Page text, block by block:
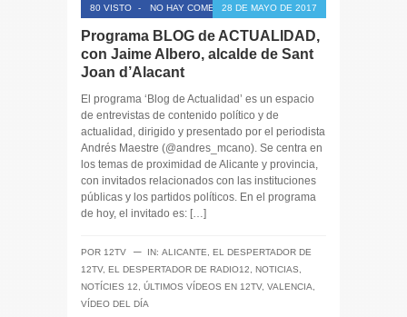
80 VISTO - NO HAY COMENTARIOS28 DE MAYO DE 2017
Programa BLOG de ACTUALIDAD,
con Jaime Albero, alcalde de Sant
Joan d’Alacant
El programa ‘Blog de Actualidad’ es un espacio
de entrevistas de contenido político y de
actualidad, dirigido y presentado por el periodista
Andrés Maestre (@andres_mcano). Se centra en
los temas de proximidad de Alicante y provincia,
con invitados relacionados con las instituciones
públicas y los partidos políticos. En el programa
de hoy, el invitado es: […]
POR 12TV ─ IN: ALICANTE, EL DESPERTADOR DE
12TV, EL DESPERTADOR DE RADIO12, NOTICIAS,
NOTÍCIES 12, ÚLTIMOS VÍDEOS EN 12TV, VALENCIA,
VÍDEO DEL DÍA